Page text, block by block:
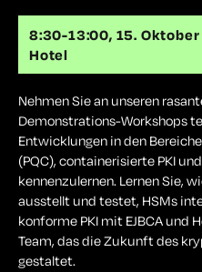
8:30-13:00, 15.
Hotel
Nehmen Sie an unseren
Demonstrations-Workshops
Entwicklungen in den
(PQC), containerisierte PKI
kennenzulernen. Lernen Sie,
ausstellt und testet, HSMs
konforme PKI mit EJBCA und
Team, das die Zukunft des
gestaltet.